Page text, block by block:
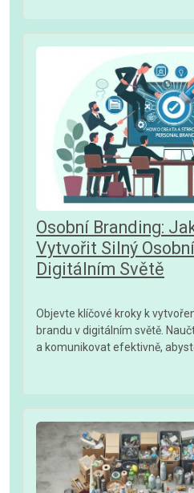
Osobní Branding:
Vytvořit Silný
Digitálním Světě
Objevte klíčové kroky k
brandu v digitálním světě.
a komunikovat efektivně,